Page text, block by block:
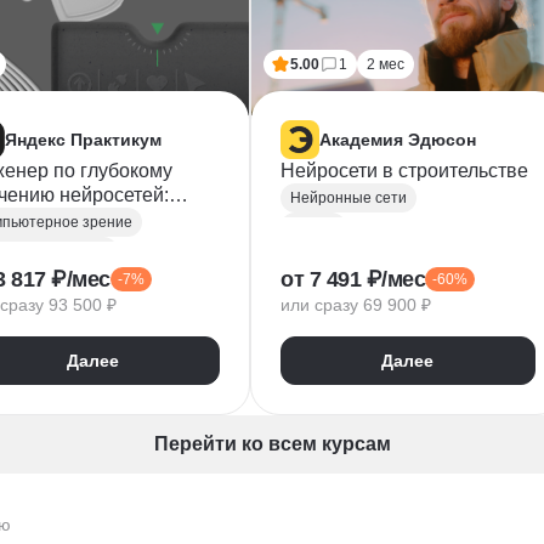
Яндекс Практикум
по глубокому
нейросетей:
зрение
зрение
MLP
сети
обучение
817 ₽/мес -7%
93 500 ₽
Далее
5.00 1 2 мес
Академия Эдюсон
Нейросети в строительстве
Нейронные сети
Компьютерное зрение
Промпт-инжиниринг
от 7 491 ₽/мес -60%
или сразу 69 900 ₽
Далее
Перейти ко всем курсам